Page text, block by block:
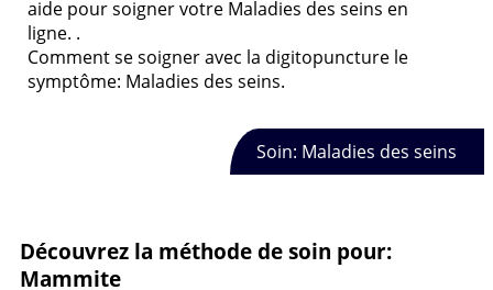
aide pour soigner votre Maladies des seins en
ligne. .
Comment se soigner avec la digitopuncture le
symptôme: Maladies des seins.
Soin: Maladies des seins
Découvrez la méthode de soin pour:
Mammite